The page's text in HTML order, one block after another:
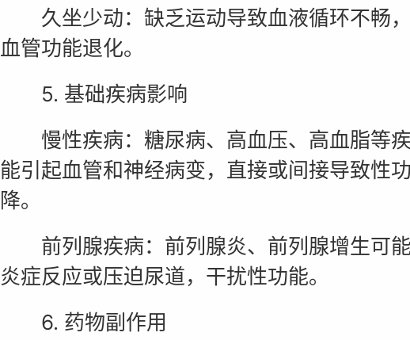
久坐少动：缺乏运动导致血液循环不畅
血管功能退化。
5. 基础疾病影响
慢性疾病：糖尿病、高血压、高血脂等
能引起血管和神经病变，直接或间接导致性
降。
前列腺疾病：前列腺炎、前列腺增生可
炎症反应或压迫尿道，干扰性功能。
6. 药物副作用